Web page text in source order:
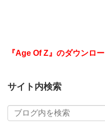
『Age Of Z』のダウンロ
サイト内検索